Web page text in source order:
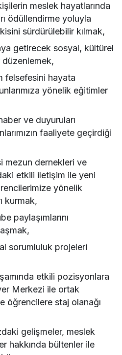
meslek hayatlarında
ödüllendirme yoluyla
sürdürülebilir kılmak,
getirecek sosyal, kültürel
felsefesini hayata
yönelik eğitimler
ve duyuruları
faaliyete geçirdiği
mezun dernekleri ve
etkili iletişim ile yeni
yönelik
kurmak,
paylaşımlarını
sorumluluk projeleri
etkili pozisyonlara
Merkezi ile ortak
öğrencilere staj olanağı
gelişmeler, meslek
hakkında bültenler ile